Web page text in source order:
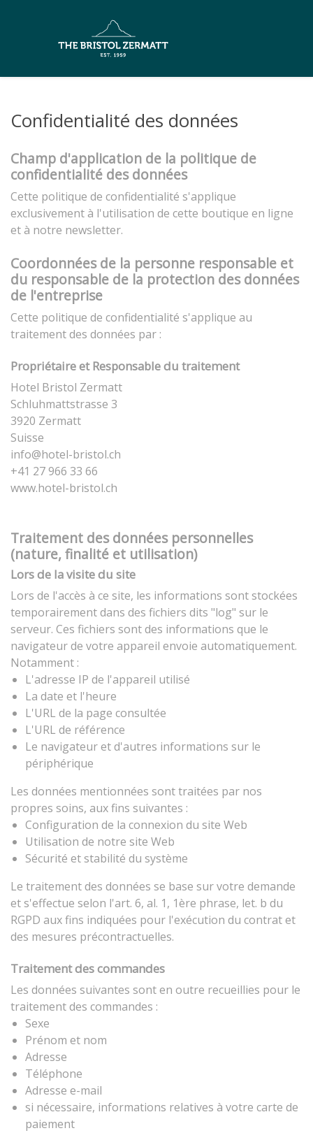
Confidentialité des données
Champ d'application de la politique de
confidentialité des données
Cette politique de confidentialité s'applique
exclusivement à l'utilisation de cette boutique en ligne
et à notre newsletter.
Coordonnées de la personne responsable et
du responsable de la protection des données
de l'entreprise
Cette politique de confidentialité s'applique au
traitement des données par :
Propriétaire et Responsable du traitement
Hotel Bristol Zermatt
Schluhmattstrasse 3
3920 Zermatt
Suisse
info@hotel-bristol.ch
+41 27 966 33 66
www.hotel-bristol.ch
Traitement des données personnelles
(nature, finalité et utilisation)
Lors de la visite du site
Lors de l'accès à ce site, les informations sont stockées
temporairement dans des fichiers dits "log" sur le
serveur. Ces fichiers sont des informations que le
navigateur de votre appareil envoie automatiquement.
Notamment :
L'adresse IP de l'appareil utilisé
La date et l'heure
L'URL de la page consultée
L'URL de référence
Le navigateur et d'autres informations sur le
périphérique
Les données mentionnées sont traitées par nos
propres soins, aux fins suivantes :
Configuration de la connexion du site Web
Utilisation de notre site Web
Sécurité et stabilité du système
Le traitement des données se base sur votre demande
et s'effectue selon l'art. 6, al. 1, 1ère phrase, let. b du
RGPD aux fins indiquées pour l'exécution du contrat et
des mesures précontractuelles.
Traitement des commandes
Les données suivantes sont en outre recueillies pour le
traitement des commandes :
Sexe
Prénom et nom
Adresse
Téléphone
Adresse e-mail
si nécessaire, informations relatives à votre carte de
paiement